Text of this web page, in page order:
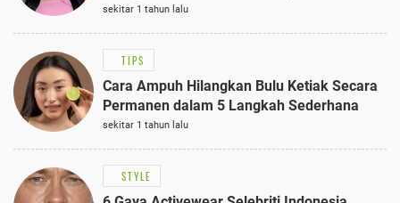
Anggun dengan Kaftan Cokelat
sekitar 1 tahun lalu
TIPS
Cara Ampuh Hilangkan Bulu Ketiak Secara
Permanen dalam 5 Langkah Sederhana
sekitar 1 tahun lalu
STYLE